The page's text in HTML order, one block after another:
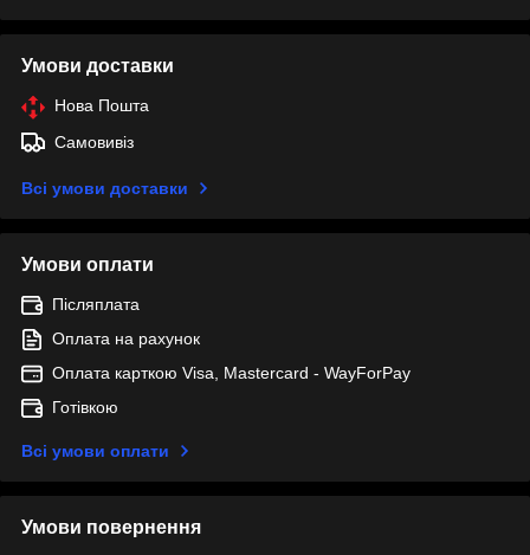
Умови доставки
Нова Пошта
Самовивіз
Всі умови доставки
Умови оплати
Післяплата
Оплата на рахунок
Оплата карткою Visa, Mastercard - WayForPay
Готівкою
Всі умови оплати
Умови повернення